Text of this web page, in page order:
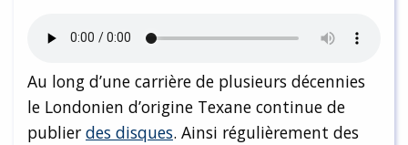
Au long d’une carrière de plusieurs décennies
le Londonien d’origine Texane continue de
publier des disques. Ainsi régulièrement des